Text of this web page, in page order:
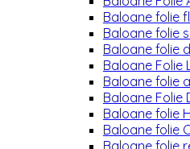
Baloane folie
Baloane folie
Baloane folie
Baloane Folie
Baloane folie
Baloane Folie
Baloane folie
Baloane folie
Baloane folie